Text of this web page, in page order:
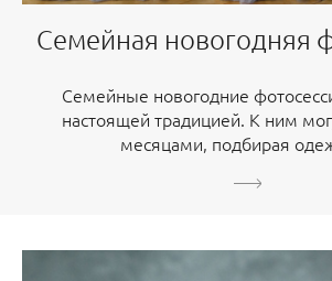
Семейная новогодняя
Семейные новогодние
настоящей традицией. К ним
месяцами, подбирая